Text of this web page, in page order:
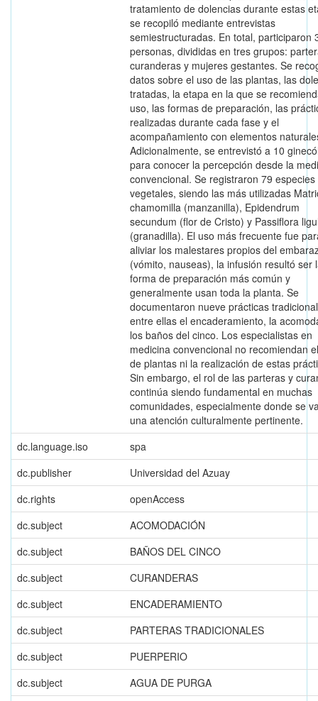
tratamiento de dolencias durante estas
se recopiló mediante entrevistas
semiestructuradas. En total, participaron
personas, divididas en tres grupos:
curanderas y mujeres gestantes. Se
datos sobre el uso de las plantas, las
tratadas, la etapa en la que se
uso, las formas de preparación, las
realizadas durante cada fase y el
acompañamiento con elementos
Adicionalmente, se entrevistó a 10
para conocer la percepción desde la
convencional. Se registraron 79 especies
vegetales, siendo las más utilizadas
chamomilla (manzanilla), Epidendrum
secundum (flor de Cristo) y Passiflora
(granadilla). El uso más frecuente fue
aliviar los malestares propios del
(vómito, nauseas), la infusión resultó ser
forma de preparación más común y
generalmente usan toda la planta. Se
documentaron nueve prácticas
entre ellas el encaderamiento, la
los baños del cinco. Los especialistas en
medicina convencional no recomiendan
de plantas ni la realización de estas
Sin embargo, el rol de las parteras y
continúa siendo fundamental en muchas
comunidades, especialmente donde se
una atención culturalmente pertinente.
dc.language.iso
spa
dc.publisher
Universidad del Azuay
dc.rights
openAccess
dc.subject
ACOMODACIÓN
dc.subject
BAÑOS DEL CINCO
dc.subject
CURANDERAS
dc.subject
ENCADERAMIENTO
dc.subject
PARTERAS TRADICIONALES
dc.subject
PUERPERIO
dc.subject
AGUA DE PURGA